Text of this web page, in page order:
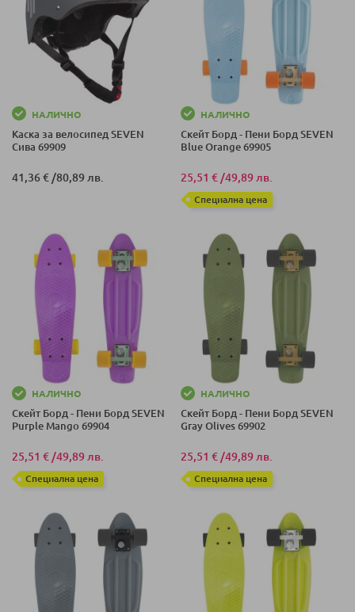
НАЛИЧНО
Каска за велосипед SEVEN
Сива 69909
41,36 € /80,89 лв.
НАЛИЧНО
Скейт Борд - Пени Борд SEVEN
Blue Orange 69905
25,51 € /49,89 лв.
Специална цена
НАЛИЧНО
Скейт Борд - Пени Борд SEVEN
Purple Mango 69904
25,51 €/49,89 лв.
Специална цена
НАЛИЧНО
Скейт Борд - Пени Борд SEVEN
Gray Olives 69902
25,51 €/49,89 лв.
Специална цена